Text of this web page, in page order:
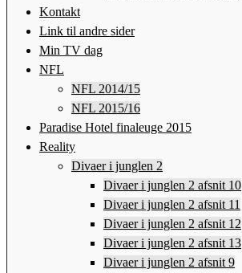
Kontakt
Link til andre sider
Min TV dag
NFL
NFL 2014/15
NFL 2015/16
Paradise Hotel finaleuge 2015
Reality
Divaer i junglen 2
Divaer i junglen 2 afsnit 10
Divaer i junglen 2 afsnit 11
Divaer i junglen 2 afsnit 12
Divaer i junglen 2 afsnit 13
Divaer i junglen 2 afsnit 9